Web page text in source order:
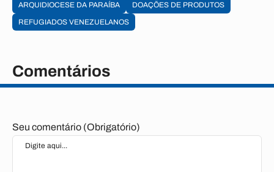
ARQUIDIOCESE DA PARAÍBA
DOAÇÕES DE PRODUTOS
REFUGIADOS VENEZUELANOS
Comentários
Seu comentário (Obrigatório)